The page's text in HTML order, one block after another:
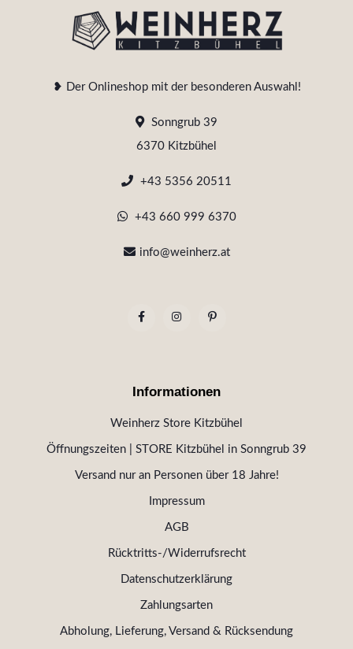
❥ Der Onlineshop mit der besonderen Auswahl!
Sonngrub 39
6370 Kitzbühel
+43 5356 20511
+43 660 999 6370
info@weinherz.at
Informationen
Weinherz Store Kitzbühel
Öffnungszeiten | STORE Kitzbühel in Sonngrub 39
Versand nur an Personen über 18 Jahre!
Impressum
AGB
Rücktritts-/Widerrufsrecht
Datenschutzerklärung
Zahlungsarten
Abholung, Lieferung, Versand & Rücksendung